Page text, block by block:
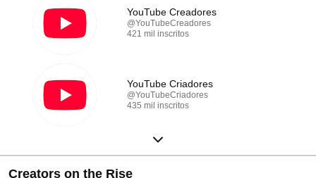
YouTube Creadores
@YouTubeCreadores
421 mil inscritos
YouTube Criadores
@YouTubeCriadores
435 mil inscritos
Creators on the Rise